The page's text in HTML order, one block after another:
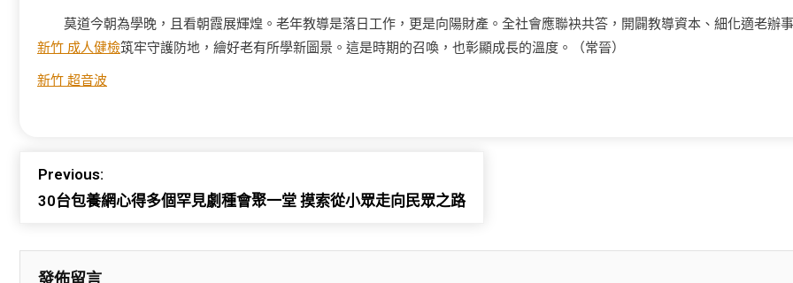
莫道今朝為學晚，且看朝霞展輝煌。老年教導是落日工作，更是向陽財產。全社會應聯袂共答，開闢教導資本、細化適老辦事
新竹 成人健檢筑牢守護防地，繪好老有所學新圖景。這是時期的召喚，也彰顯成長的溫度。（常晉）
新竹 超音波
Previous:
30台包養網心得多個罕見劇種會聚一堂 摸索從小眾走向民眾之路